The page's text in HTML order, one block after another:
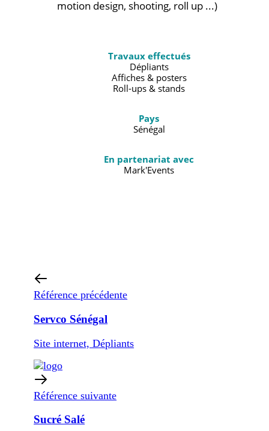
motion design, shooting, roll up ...)
Travaux effectués
Dépliants
Affiches & posters
Roll-ups & stands
Pays
Sénégal
En partenariat avec
Mark'Events
Référence précédente
Servco Sénégal
Site internet, Dépliants
Référence suivante
Sucré Salé